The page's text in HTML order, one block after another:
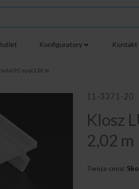
Konfiguratory Kontakt
PC opal 2,02 m
11-3371-20
Klosz
2,02 m
Twoja cena: